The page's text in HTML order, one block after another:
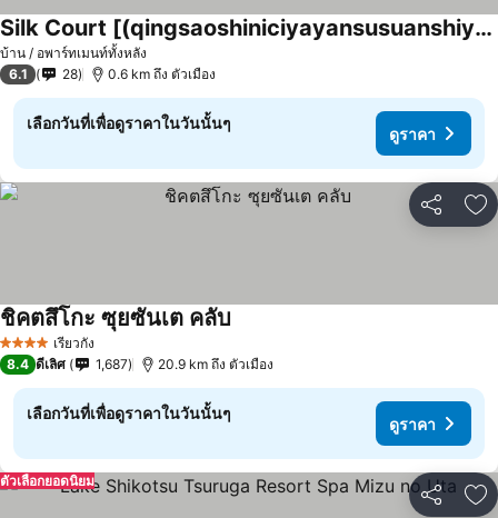
บ้าน / อพาร์ทเมนท์ทั้งหลัง
Silk Court [(qingsaoshiniciyayansusuanshiyong)]
6.1 28 0.6 km ถึง ตัวเมือง
เลือกวันที่เพื่อดูราคาในวันนั้นๆ
ดูราคา
แชร์ เ
4 ดาว เรียวกัง
ชิคตสึโกะ ซุยซันเต คลับ
8.4 ดีเลิศ 1,687 20.9 km ถึง ตัวเมือง
เลือกวันที่เพื่อดูราคาในวันนั้นๆ
ดูราคา
แชร์ เ
ตัวเลือกยอดนิยม